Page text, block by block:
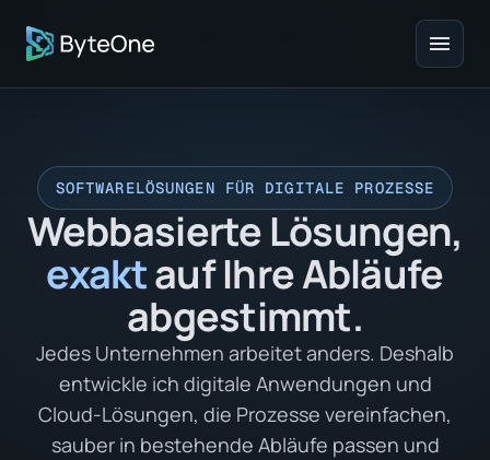
menu
SOFTWARELÖSUNGEN FÜR DIGITALE PROZESSE
Webbasierte Lösungen,
exaktauf Ihre Abläufe
abgestimmt.
Jedes Unternehmen arbeitet anders. Deshalb
entwickle ich digitale Anwendungen und
Cloud-Lösungen, die Prozesse vereinfachen,
sauber in bestehende Abläufe passen und